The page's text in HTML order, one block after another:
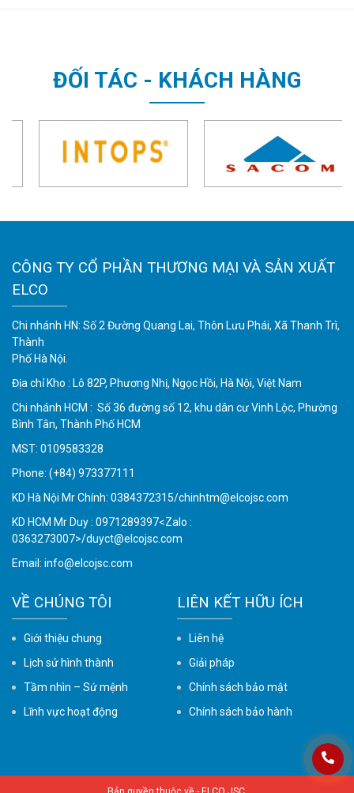
ĐỐI TÁC - KHÁCH HÀNG
CÔNG TY CỔ PHẦN THƯƠNG MẠI VÀ SẢN XUẤT
ELCO
Chi nhánh HN: Số 2 Đường Quang Lai, Thôn Lưu Phái, Xã Thanh Trì,
Thành
Phố Hà Nội.
Địa chỉ Kho : Lô 82P, Phương Nhị, Ngọc Hồi, Hà Nội, Việt Nam
Chi nhánh HCM : Số 36 đường số 12, khu dân cư Vinh Lộc, Phường
Bình Tân, Thành Phố HCM
MST: 0109583328
Phone: (+84) 973377111
KD Hà Nội Mr Chính: 0384372315/chinhtm@elcojsc.com
KD HCM Mr Duy : 0971289397<Zalo :
0363273007>/duyct@elcojsc.com
Email: info@elcojsc.com
VỀ CHÚNG TÔI
Giới thiệu chung
Lịch sử hình thành
Tầm nhìn – Sứ mệnh
Lĩnh vực hoạt động
LIÊN KẾT HỮU ÍCH
Liên hệ
Giải pháp
Chính sách bảo mật
Chính sách bảo hành